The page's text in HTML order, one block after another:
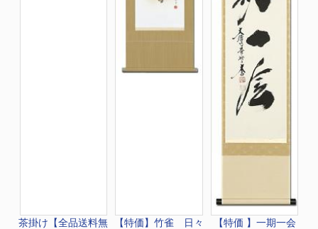
茶掛け【全品送料無
【特価】 竹雀 日々
【特価 】 一期一会